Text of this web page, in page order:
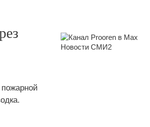
Новости СМИ2